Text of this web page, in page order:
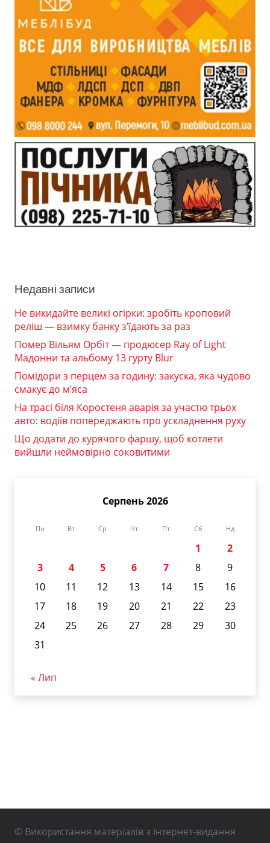
Недавні записи
Не викидайте великі огірки: зробіть кроповий
реліш — взимку банку з’їдають за раз
Помер Вільям Орбіт — продюсер Ray of Light
Мадонни та альбому 13 гурту Blur
Помідори з перцем за годину: закуска, яка чудово
смакує до м’яса
На трасі біля Коростеня аварія за участю трьох
авто: водіїв попереджають про ускладнення руху
Що додати до курячого фаршу, щоб котлети
вийшли неймовірно соковитими
Серпень 2026
Пн Вт Ср Чт Пт Сб Нд
1
2
3
4 5 6 7 8
9
10
11 12 13 14 15
16
17
18 19 20 21 22
23
24
25 26 27 28 29
30
31
« Лип
© Використання матеріалів з інтернет-видання